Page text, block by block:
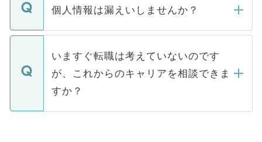
■応募殺到を避けるため 人気のある医療機
関を公にしてしまうと、応募が殺到する場
に、医療機関が求める条件に合った人材の
みを人材紹介会社に依頼するケースが増え
ています。
ん。また、仮に応募先から内定をいただい
定を承諾する必要はありません。内定先へ
の辞退の連絡はキャリアパートナーが行い
個人情報は漏えいしませんか？
個人情報が漏えいすることはありませんの
で、ご安心ください。当サイトからの登録
などで収集したご登録者様の個人情報は、
ご本人のキャリアアップおよび転職活動の
支援を目的に使用いたします。お預かりし
ているすべての個人データはご本人の許可
いますぐ転職は考えていないのです
が、これからのキャリアを相談できま
すか？